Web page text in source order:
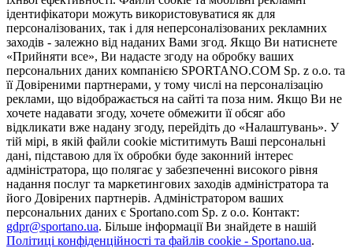
ідентифікатори можуть використовуватися як для
персоналізованих, так і для неперсоналізованих рекламних
заходів - залежно від наданих Вами згод. Якщо Ви натиснете
«Прийняти все», Ви надасте згоду на обробку ваших
персональних даних компанією SPORTANO.COM Sp. z o.o. та
її Довіреними партнерами, у тому числі на персоналізацію
реклами, що відображається на сайті та поза ним. Якщо Ви не
хочете надавати згоду, хочете обмежити її обсяг або
відкликати вже надану згоду, перейдіть до «Налаштувань». У
тій мірі, в якій файли cookie міститимуть Ваші персональні
дані, підставою для їх обробки буде законний інтерес
адміністратора, що полягає у забезпеченні високого рівня
надання послуг та маркетингових заходів адміністратора та
його Довірених партнерів. Адміністратором ваших
персональних даних є Sportano.com Sp. z o.o. Контакт:
gdpr@sportano.ua. Більше інформації Ви знайдете в нашій
Політиці конфіденційності та файлів cookie - Sportano.ua.